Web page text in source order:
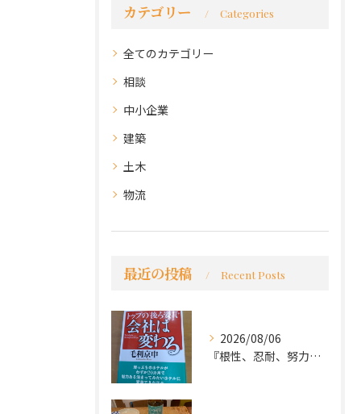
カテゴリー Categories
全てのカテゴリー
相談
中小企業
建築
土木
物流
最近の投稿 Recent Posts
2026/08/06
『根性、忍耐、努力という言葉は死語なのか』